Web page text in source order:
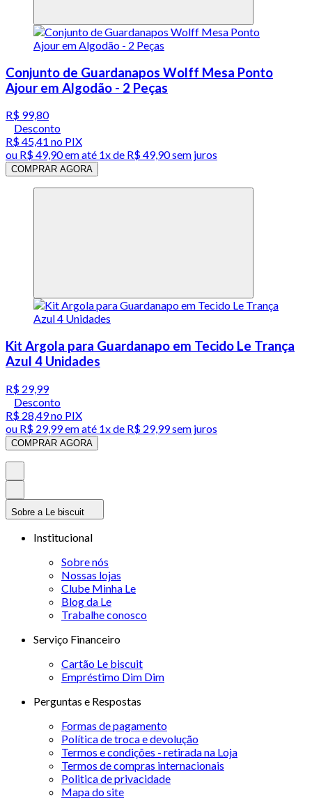
Conjunto de Guardanapos Wolff Mesa Ponto
Ajour em Algodão - 2 Peças
R$ 99,80
Desconto
R$ 45,41 no PIX
ou R$ 49,90em até 1x de R$ 49,90sem juros
COMPRAR AGORA
Kit Argola para Guardanapo em Tecido Le Trança
Azul 4 Unidades
R$ 29,99
Desconto
R$ 28,49no PIX
ou R$ 29,99em até 1x de R$ 29,99sem juros
COMPRAR AGORA
Sobre a Le biscuit
Institucional
Sobre nós
Nossas lojas
Clube Minha Le
Blog da Le
Trabalhe conosco
Serviço Financeiro
Cartão Le biscuit
Empréstimo Dim Dim
Perguntas e Respostas
Formas de pagamento
Política de troca e devolução
Termos e condições - retirada na Loja
Termos de compras internacionais
Politica de privacidade
Mapa do site